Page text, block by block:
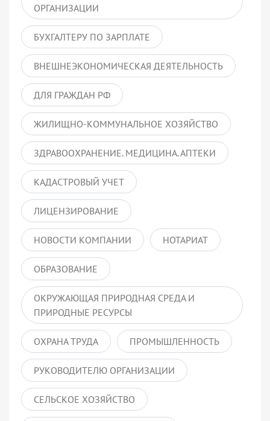
ОРГАНИЗАЦИИ
БУХГАЛТЕРУ ПО ЗАРПЛАТЕ
ВНЕШНЕЭКОНОМИЧЕСКАЯ ДЕЯТЕЛЬНОСТЬ
ДЛЯ ГРАЖДАН РФ
ЖИЛИЩНО-КОММУНАЛЬНОЕ ХОЗЯЙСТВО
ЗДРАВООХРАНЕНИЕ. МЕДИЦИНА. АПТЕКИ
КАДАСТРОВЫЙ УЧЕТ
ЛИЦЕНЗИРОВАНИЕ
НОВОСТИ КОМПАНИИ НОТАРИАТ
ОБРАЗОВАНИЕ
ОКРУЖАЮЩАЯ ПРИРОДНАЯ СРЕДА И
ПРИРОДНЫЕ РЕСУРСЫ
ОХРАНА ТРУДА ПРОМЫШЛЕННОСТЬ
РУКОВОДИТЕЛЮ ОРГАНИЗАЦИИ
СЕЛЬСКОЕ ХОЗЯЙСТВО